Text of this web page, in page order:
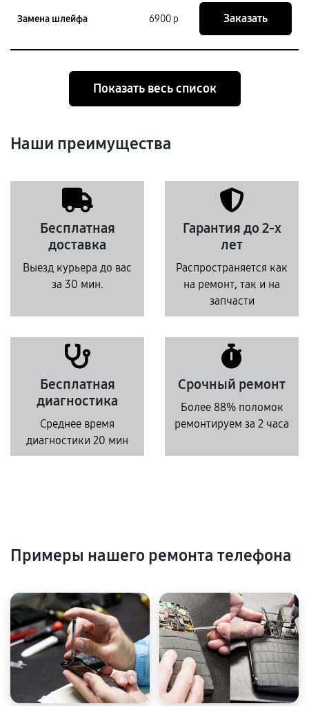
Замена шлейфа 6900 р Заказать
Показать весь список
Наши преимущества
Бесплатная
доставка
Выезд курьера до вас
за 30 мин.
Гарантия до 2-х
лет
Распространяется как
на ремонт, так и на
запчасти
Бесплатная
диагностика
Среднее время
диагностики 20 мин
Срочный ремонт
Более 88% поломок
ремонтируем за 2 часа
Примеры нашего ремонта телефона